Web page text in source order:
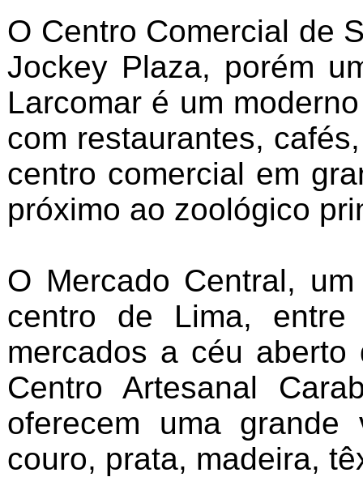
O Centro Comercial de
Jockey Plaza, porém
Larcomar é um
com restaurantes,
centro comercial em
próximo ao zoológico
O Mercado Central,
centro de Lima,
mercados a céu
Centro Artesanal
oferecem uma grande
couro, prata, madeira,